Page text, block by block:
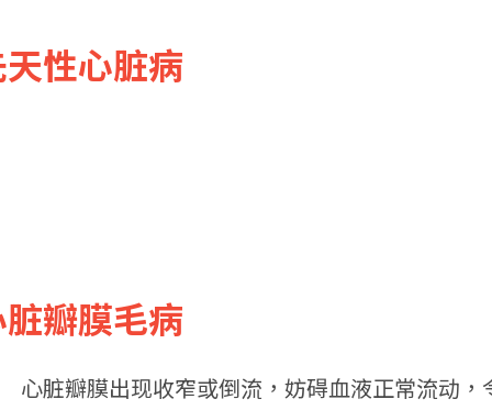
性心脏病
瓣膜毛病
心脏瓣膜出现收窄或倒流，妨碍血液正常流动，